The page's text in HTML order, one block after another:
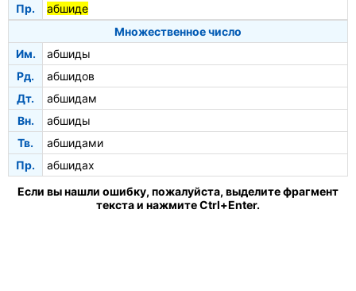
Пр.
абшиде
Множественное число
Им.
абшиды
Рд.
абшидов
Дт.
абшидам
Вн.
абшиды
Тв.
абшидами
Пр.
абшидах
Если вы нашли ошибку, пожалуйста, выделите фрагмент
текста и нажмите Ctrl+Enter.